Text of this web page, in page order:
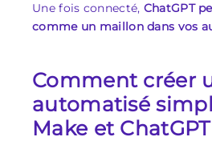
Une fois connecté, ChatGPT
comme un maillon dans vos
Comment créer
automatisé
Make et